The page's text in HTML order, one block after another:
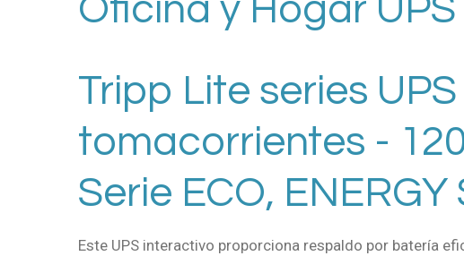
Oficina y Hogar UPS
Tripp Lite series
tomacorrientes -
Serie ECO, ENERGY
Este UPS interactivo proporciona respaldo por batería